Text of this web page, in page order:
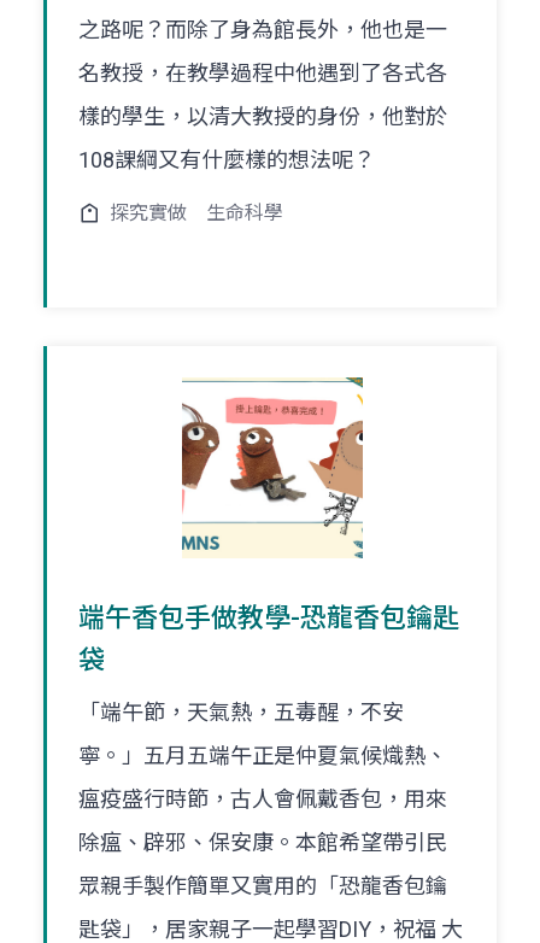
之路呢？而除了身為館長外，他也是一
名教授，在教學過程中他遇到了各式各
樣的學生，以清大教授的身份，他對於
108課綱又有什麼樣的想法呢？
探究實做 生命科學
端午香包手做教學-恐龍香包鑰匙
袋
「端午節，天氣熱，五毒醒，不安
寧。」五月五端午正是仲夏氣候熾熱、
瘟疫盛行時節，古人會佩戴香包，用來
除瘟、辟邪、保安康。本館希望帶引民
眾親手製作簡單又實用的「恐龍香包鑰
匙袋」，居家親子一起學習DIY，祝福 大